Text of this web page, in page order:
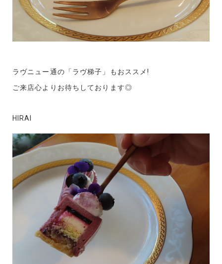
ラヴニュー通の「ラヴ梯子」もおススメ!
ご来店心よりお待ちしております◎
HIRAI